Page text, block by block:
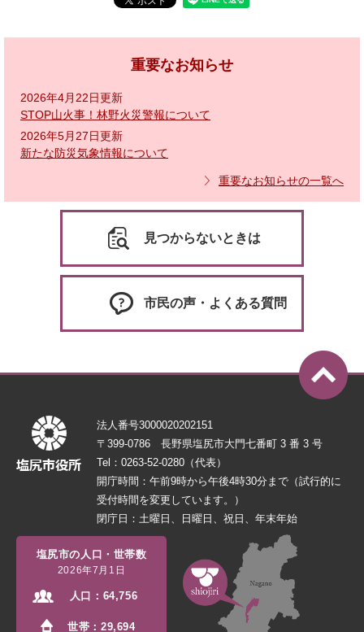
重要なお知らせ
2026年4月22日更新
STOP山火事！林野火災警報について
2026年5月27日更新
新たな防災気象情報について
重要なお知らせの一覧へ
見つからないときは
市民の声・よくある質問
法人番号3000020202151
〒399-0786 長野県塩尻市大門七番町 3 番 3 号
Tel：0263-52-0280（代表）
開庁時間：午前9時から午後4時30分まで（試行的に
受付時間を変更しています。）
閉庁日：土曜日、日曜日、祝日、年末年始
塩尻市の人口・世帯数
2026年7月1日
人口： 64,756
世帯：29,694